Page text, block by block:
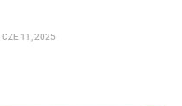
|CZE 11, 2025